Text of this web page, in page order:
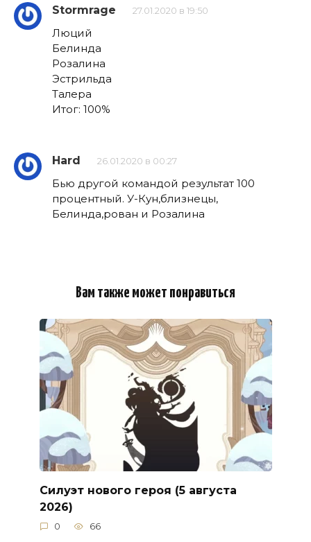
Stormrage 27.01.2020 в 19:50
Люций
Белинда
Розалина
Эстрильда
Талера
Итог: 100%
Hard 26.01.2020 в 00:27
Бью другой командой результат 100
процентный. У-Кун,близнецы,
Белинда,рован и Розалина
Вам также может понравиться
Силуэт нового героя (5 августа
2026)
0 66